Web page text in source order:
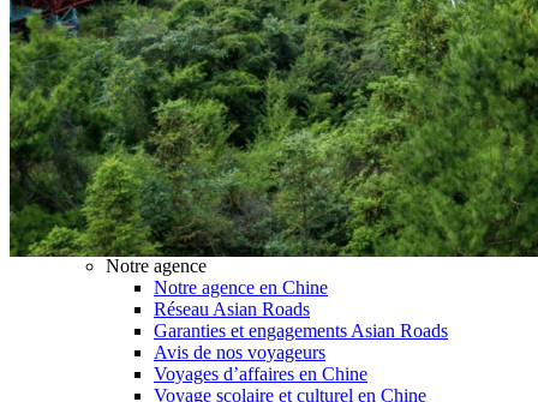
Classique et incontournables
Culture & expériences
Nature et grands paysages
Famille et enfants
Trekking et aventure
Luxe et exception
Où et quand partir ?
Printemps
Eté
Automne
Hiver
Infos pratiques
Notre agence
Notre agence en Chine
Réseau Asian Roads
Garanties et engagements Asian Roads
Avis de nos voyageurs
Voyages d’affaires en Chine
Voyage scolaire et culturel en Chine